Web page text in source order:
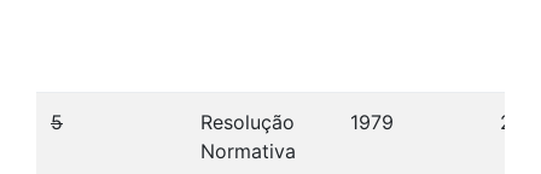
5
Resolução
Normativa
1979 28/